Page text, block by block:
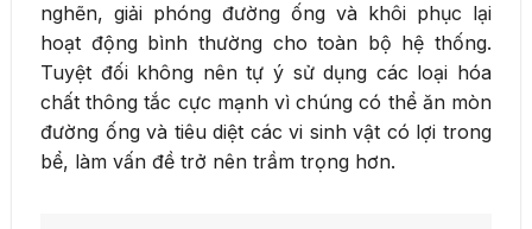
nghẽn, giải phóng đường ống và khôi phục lại
hoạt động bình thường cho toàn bộ hệ thống.
Tuyệt đối không nên tự ý sử dụng các loại hóa
chất thông tắc cực mạnh vì chúng có thể ăn mòn
đường ống và tiêu diệt các vi sinh vật có lợi trong
bể, làm vấn đề trở nên trầm trọng hơn.